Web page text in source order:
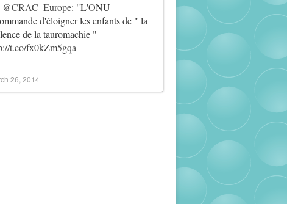
@CRAC_Europe: "L'ONU
d'éloigner les enfants de " la
de la tauromachie "
t.co/fx0kZm5gqa
26, 2014